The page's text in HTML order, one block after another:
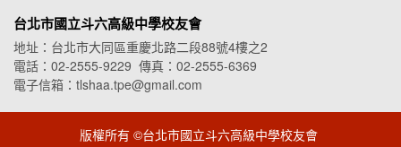
台北市國立斗六高級中學校友會
地址：台北市大同區重慶北路二段88號4樓之2
電話：02-2555-9229 傳真：02-2555-6369
電子信箱：tlshaa.tpe@gmail.com
版權所有 ©台北市國立斗六高級中學校友會